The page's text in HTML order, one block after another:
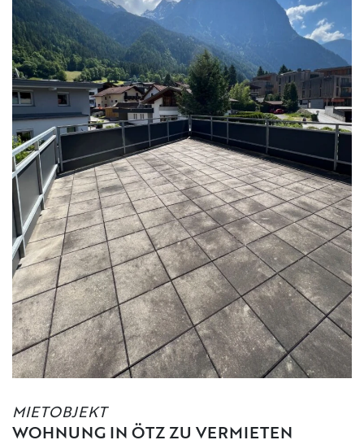
MIETOBJEKT
WOHNUNG IN ÖTZ ZU VERMIETEN